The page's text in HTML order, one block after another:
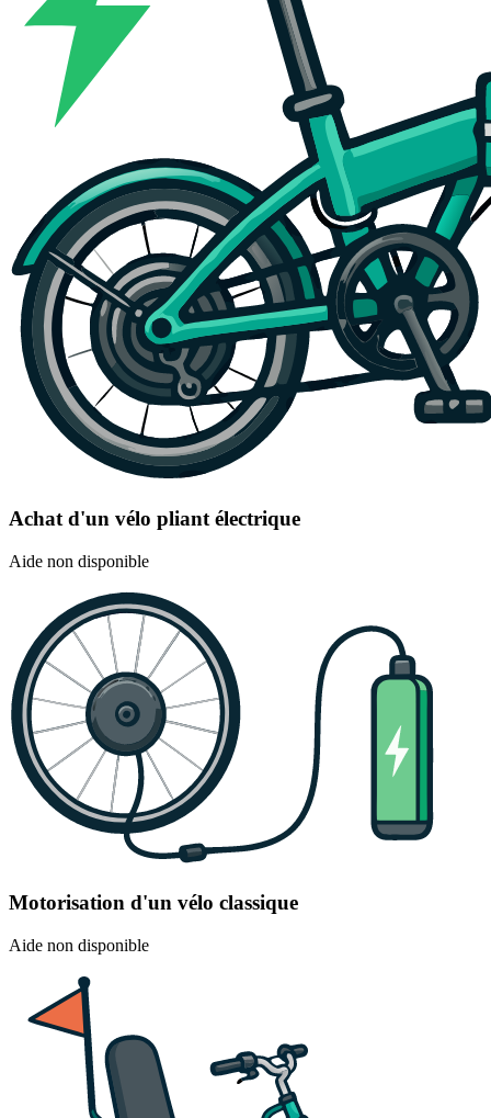
Achat d'un vélo pliant électrique
Aide non disponible
Motorisation d'un vélo classique
Aide non disponible